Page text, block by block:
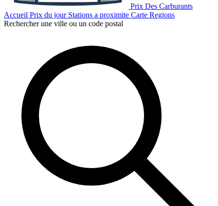
Prix Des Carburants
Accueil Prix du jour Stations a proximite Carte Regions
Rechercher une ville ou un code postal